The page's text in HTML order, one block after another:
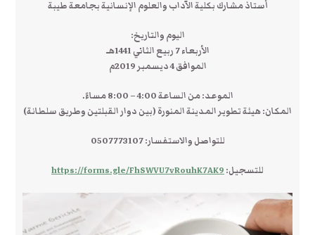
أستاذ مشارك بكلية الآداب والعلوم الإنسانية بجامعة طيبة
اليوم والتاريخ:
الأربعاء 7 ربيع الثاني 1441هـ
الموافق 4 ديسمبر 2019م
الموعد: من الساعة 4:00 – 8:00 مساءً.
المكان: هيئة تطوير المدينة المنورة (بين دوار القبلتين وطريق سلطانة)
للتواصل والاستفسار: 0507773107
للتسجيل: https://forms.gle/FhSWVU7vRouhK7AK9